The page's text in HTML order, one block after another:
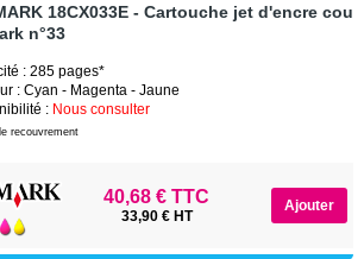
18CX033E - Cartouche jet d'encre
n°33
: 285 pages*
: Cyan - Magenta - Jaune
: Nous consulter
recouvrement
40,68 € TTC
33,90 € HT